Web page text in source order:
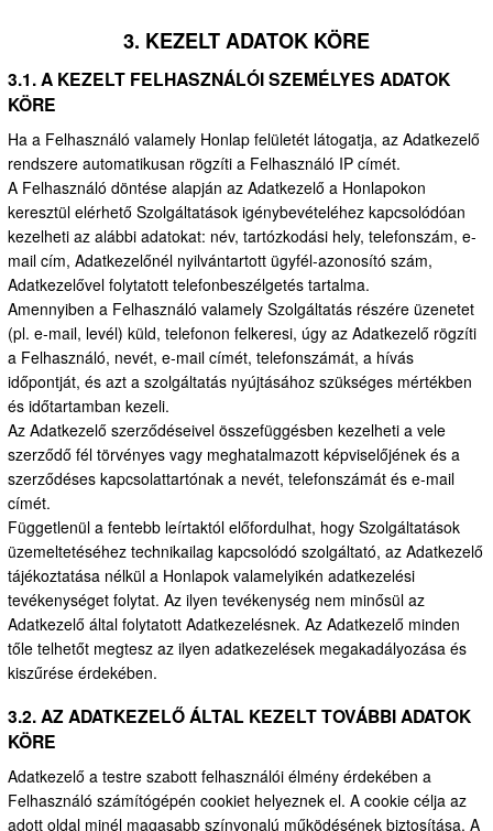
3. KEZELT ADATOK KÖRE
3.1. A KEZELT FELHASZNÁLÓI SZEMÉLYES ADATOK
KÖRE
Ha a Felhasználó valamely Honlap felületét látogatja, az Adatkezelő
rendszere automatikusan rögzíti a Felhasználó IP címét.
A Felhasználó döntése alapján az Adatkezelő a Honlapokon
keresztül elérhető Szolgáltatások igénybevételéhez kapcsolódóan
kezelheti az alábbi adatokat: név, tartózkodási hely, telefonszám, e-
mail cím, Adatkezelőnél nyilvántartott ügyfél-azonosító szám,
Adatkezelővel folytatott telefonbeszélgetés tartalma.
Amennyiben a Felhasználó valamely Szolgáltatás részére üzenetet
(pl. e-mail, levél) küld, telefonon felkeresi, úgy az Adatkezelő rögzíti
a Felhasználó, nevét, e-mail címét, telefonszámát, a hívás
időpontját, és azt a szolgáltatás nyújtásához szükséges mértékben
és időtartamban kezeli.
Az Adatkezelő szerződéseivel összefüggésben kezelheti a vele
szerződő fél törvényes vagy meghatalmazott képviselőjének és a
szerződéses kapcsolattartónak a nevét, telefonszámát és e-mail
címét.
Függetlenül a fentebb leírtaktól előfordulhat, hogy Szolgáltatások
üzemeltetéséhez technikailag kapcsolódó szolgáltató, az Adatkezelő
tájékoztatása nélkül a Honlapok valamelyikén adatkezelési
tevékenységet folytat. Az ilyen tevékenység nem minősül az
Adatkezelő által folytatott Adatkezelésnek. Az Adatkezelő minden
tőle telhetőt megtesz az ilyen adatkezelések megakadályozása és
kiszűrése érdekében.
3.2. AZ ADATKEZELŐ ÁLTAL KEZELT TOVÁBBI ADATOK
KÖRE
Adatkezelő a testre szabott felhasználói élmény érdekében a
Felhasználó számítógépén cookiet helyeznek el. A cookie célja az
adott oldal minél magasabb színvonalú működésének biztosítása. A